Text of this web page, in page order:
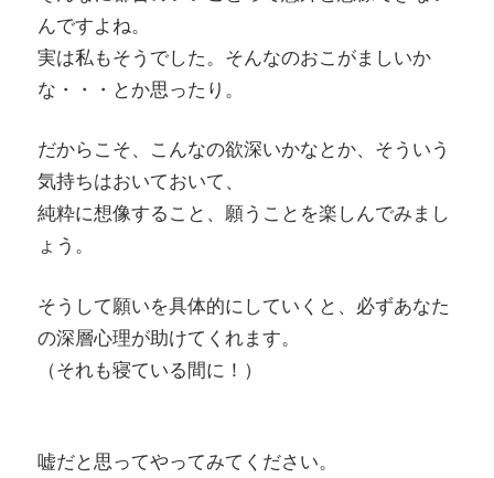
んですよね。
実は私もそうでした。そんなのおこがましいか
な・・・とか思ったり。
だからこそ、こんなの欲深いかなとか、そういう
気持ちはおいておいて、
純粋に想像すること、願うことを楽しんでみまし
ょう。
そうして願いを具体的にしていくと、必ずあなた
の深層心理が助けてくれます。
（それも寝ている間に！）
嘘だと思ってやってみてください。